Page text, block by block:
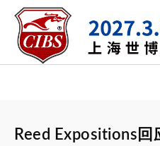
Reed Expositions